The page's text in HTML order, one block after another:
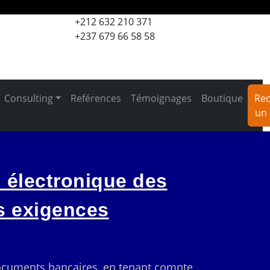
+212 632 210 371
+237 679 66 58 58
Consulting Reférences Témoignages Boutique
un
des
exigences
bancaires, en tenant compte